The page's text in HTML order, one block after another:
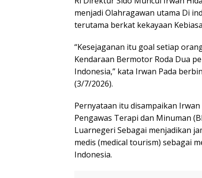
menjadi Olahragawan utama Di
terutama berkat kekayaan
“Kesejaganan itu goal setiap
Kendaraan Bermotor Roda Dua
Indonesia,” kata Irwan Pada
(3/7/2026).
Pernyataan itu disampaikan
Pengawas Terapi dan Minuman
Luarnegeri Sebagai menjadikan
medis (medical tourism) sebagai
Indonesia.